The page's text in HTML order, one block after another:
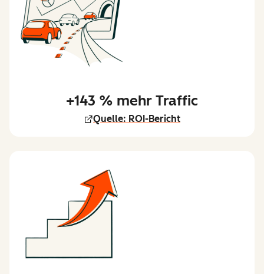
+143 % mehr Traffic
Quelle: ROI-Bericht